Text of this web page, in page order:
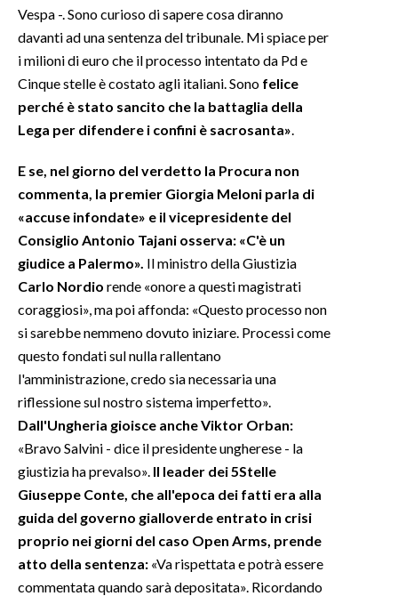
Vespa -. Sono curioso di sapere cosa diranno
davanti ad una sentenza del tribunale. Mi spiace per
i milioni di euro che il processo intentato da Pd e
Cinque stelle è costato agli italiani. Sono felice
perché è stato sancito che la battaglia della
Lega per difendere i confini è sacrosanta»
E se, nel giorno del verdetto la Procura non
commenta, la premier Giorgia Meloni parla di
«accuse infondate» e il vicepresidente del
Consiglio Antonio Tajani osserva: «C'è un
giudice a Palermo». Il ministro della Giustizia
Carlo Nordio rende «onore a questi magistrati
coraggiosi», ma poi affonda: «Questo processo non
si sarebbe nemmeno dovuto iniziare. Processi come
questo fondati sul nulla rallentano
l'amministrazione, credo sia necessaria una
riflessione sul nostro sistema imperfetto».
Dall'Ungheria gioisce anche Viktor Orban:
«Bravo Salvini - dice il presidente ungherese - la
giustizia ha prevalso». Il leader dei 5Stelle
Giuseppe Conte, che all'epoca dei fatti era alla
guida del governo gialloverde entrato in crisi
proprio nei giorni del caso Open Arms, prende
atto della sentenza: «Va rispettata e potrà essere
commentata quando sarà depositata». Ricordando